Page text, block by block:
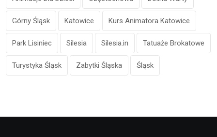
Górny Śląsk Katowice Kurs Animatora Katowice
Park Lisiniec Silesia Silesia.in Tatuaże Brokatowe
Turystyka Śląsk Zabytki Śląska Śląsk